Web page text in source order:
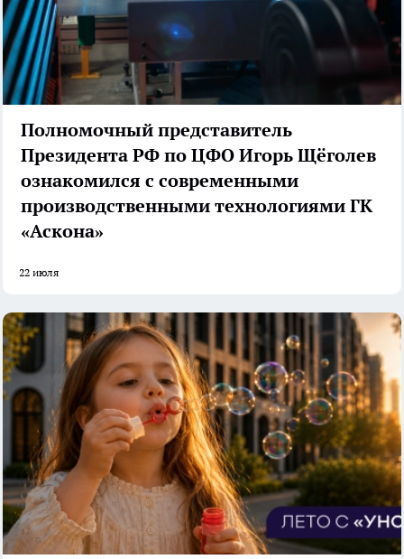
Полномочный представитель
Президента РФ по ЦФО Игорь Щёголев
ознакомился с современными
производственными технологиями ГК
«Аскона»
22 июля